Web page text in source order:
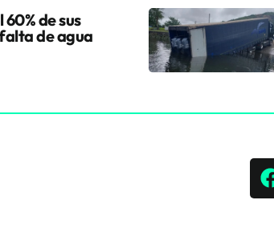
de sus
de agua